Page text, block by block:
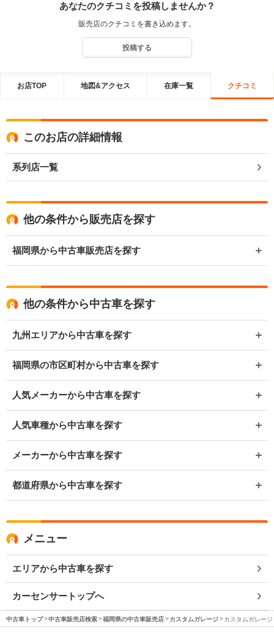
あなたのクチコミを投稿しませんか？
販売店のクチコミを書き込めます。
投稿する
お店TOP 地図&アクセス 在庫一覧 クチコミ
このお店の詳細情報
系列店一覧
他の条件から販売店を探す
福岡県から中古車販売店を探す
他の条件から中古車を探す
九州エリアから中古車を探す
福岡県の市区町村から中古車を探す
人気メーカーから中古車を探す
人気車種から中古車を探す
メーカーから中古車を探す
都道府県から中古車を探す
メニュー
エリアから中古車を探す
カーセンサートップへ
中古車トップ 中古車販売店検索 福岡県の中古車販売店 カスタムガレージ カスタムガレー